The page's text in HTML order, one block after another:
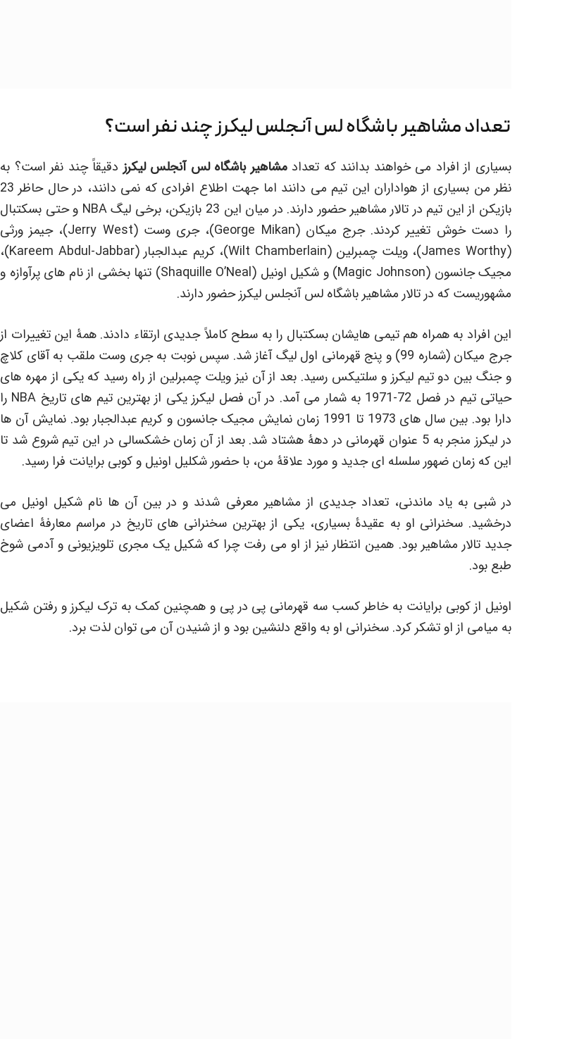
تعداد مشاهیر باشگاه لس آنجلس لیکرز چند نفر است؟
بسیاری از افراد می خواهند بدانند که تعدادمشاهیر باشگاه لس آنجلس لیکرز دقیقاً چند نفر است؟ به
نظر من بسیاری از هواداران این تیم می دانند اما جهت اطلاع افرادی که نمی دانند، در حال حاظر 23
بازیکن از این تیم در تالار مشاهیر حضور دارند. در میان این 23 بازیکن، برخی لیگ NBA و حتی بسکتبال
را دست خوش تغییر کردند. جرج میکان (George Mikan)، جری وست (Jerry West)، جیمز ورثی
(James Worthy)، ویلت چمبرلین (Wilt Chamberlain)، کریم عبدالجبار (Kareem Abdul-Jabbar)،
مجیک جانسون (Magic Johnson) و شکیل اونیل (Shaquille O’Neal) تنها بخشی از نام های پرآوازه و
مشهوریست که در تالار مشاهیر باشگاه لس آنجلس لیکرز حضور دارند.
این افراد به همراه هم تیمی هایشان بسکتبال را به سطح کاملاً جدیدی ارتقاء دادند. همۀ این تغییرات از
جرج میکان (شماره 99) و پنج قهرمانی اول لیگ آغاز شد. سپس نوبت به جری وست ملقب به آقای کلاچ
و جنگ بین دو تیم لیکرز و سلتیکس رسید. بعد از آن نیز ویلت چمبرلین از راه رسید که یکی از مهره های
حیاتی تیم در فصل 72-1971 به شمار می آمد. در آن فصل لیکرز یکی از بهترین تیم های تاریخ NBA را
دارا بود. بین سال های 1973 تا 1991 زمان نمایش مجیک جانسون و کریم عبدالجبار بود. نمایش آن ها
در لیکرز منجر به 5 عنوان قهرمانی در دهۀ هشتاد شد. بعد از آن زمان خشکسالی در این تیم شروع شد تا
این که زمان ضهور سلسله ای جدید و مورد علاقۀ من، با حضور شکلیل اونیل و کوبی برایانت فرا رسید.
در شبی به یاد ماندنی، تعداد جدیدی از مشاهیر معرفی شدند و در بین آن ها نام شکیل اونیل می
درخشید. سخنرانی او به عقیدۀ بسیاری، یکی از بهترین سخنرانی های تاریخ در مراسم معارفۀ اعضای
جدید تالار مشاهیر بود. همین انتظار نیز از او می رفت چرا که شکیل یک مجری تلویزیونی و آدمی شوخ
طبع بود.
اونیل از کوبی برایانت به خاطر کسب سه قهرمانی پی در پی و همچنین کمک به ترک لیکرز و رفتن شکیل
به میامی از او تشکر کرد. سخنرانی او به واقع دلنشین بود و از شنیدن آن می توان لذت برد.